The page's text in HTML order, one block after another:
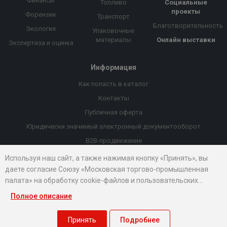
Форензик
Экология
Экспертиза и оценка
Топливо
Транспорт
Упаковочные
материалы
Социальные
проекты
Благотворительность
Онлайн выставки
Информация
Как попасть в каталог
Контакты
Публичная оферта
Юридически значимый электронный документооборот
B2B-продвижение
Порекомендовать компанию
Онлайн выставки
Рейтинг компаний
© 2026 Все права защищены. Правовые документы
Используя наш сайт, а также нажимая кнопку «Принять», вы
даете согласие Союзу «Московская торгово-промышленная
палата» на обработку cookie-файлов и пользовательских
данных...
Полное описание
Принять Подробнее